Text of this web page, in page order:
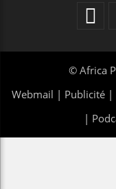
© Africa
Webmail | Publicité |
|